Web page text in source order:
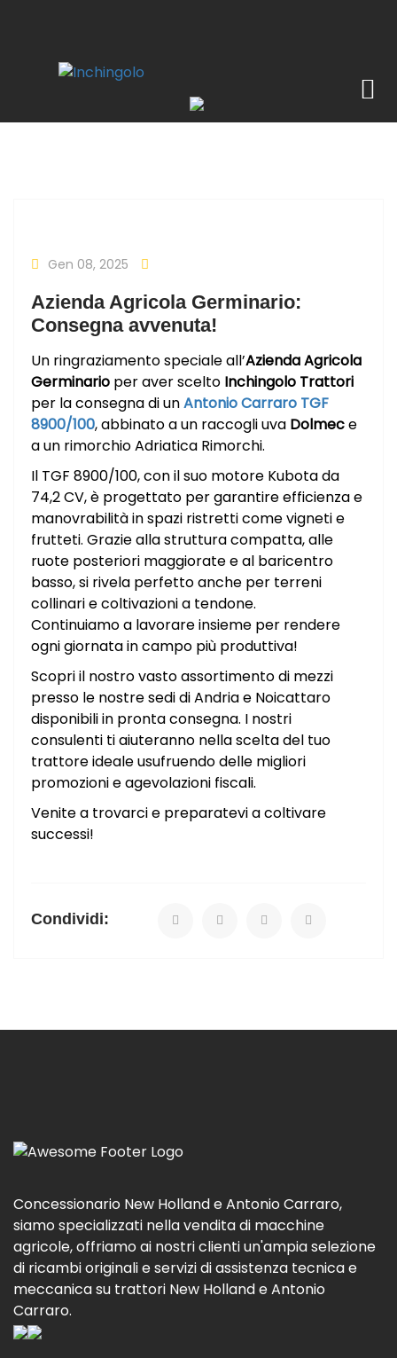
Gen 08, 2025
Azienda Agricola Germinario:
Consegna avvenuta!
Un ringraziamento speciale all’Azienda Agricola
Germinario per aver scelto Inchingolo Trattori
per la consegna di unAntonio Carraro TGF
8900/100, abbinato a un raccogli uva Dolmece
a un rimorchio Adriatica Rimorchi.
Il TGF 8900/100, con il suo motore Kubota da
74,2 CV, è progettato per garantire efficienza e
manovrabilità in spazi ristretti come vigneti e
frutteti. Grazie alla struttura compatta, alle
ruote posteriori maggiorate e al baricentro
basso, si rivela perfetto anche per terreni
collinari e coltivazioni a tendone.
Continuiamo a lavorare insieme per rendere
ogni giornata in campo più produttiva!
Scopri il nostro vasto assortimento di mezzi
presso le nostre sedi di Andria e Noicattaro
disponibili in pronta consegna. I nostri
consulenti ti aiuteranno nella scelta del tuo
trattore ideale usufruendo delle migliori
promozioni e agevolazioni fiscali.
Venite a trovarci e preparatevi a coltivare
successi!
Condividi:
Concessionario New Holland e Antonio Carraro,
siamo specializzati nella vendita di macchine
agricole, offriamo ai nostri clienti un'ampia selezione
di ricambi originali e servizi di assistenza tecnica e
meccanica su trattori New Holland e Antonio
Carraro.